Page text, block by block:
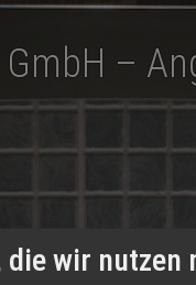
–
wir nutzen